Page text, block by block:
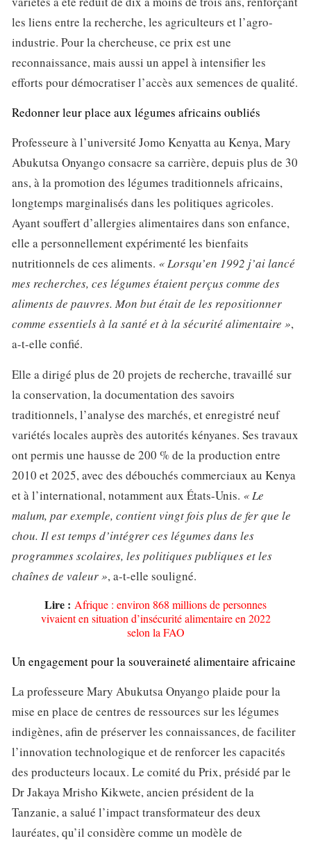
les liens entre la recherche, les agriculteurs et l’agro-
industrie. Pour la chercheuse, ce prix est une
reconnaissance, mais aussi un appel à intensifier les
efforts pour démocratiser l’accès aux semences de qualité.
Redonner leur place aux légumes africains oubliés
Professeure à l’université Jomo Kenyatta au Kenya, Mary
Abukutsa Onyango consacre sa carrière, depuis plus de 30
ans, à la promotion des légumes traditionnels africains,
longtemps marginalisés dans les politiques agricoles.
Ayant souffert d’allergies alimentaires dans son enfance,
elle a personnellement expérimenté les bienfaits
nutritionnels de ces aliments. « Lorsqu’en 1992 j’ai lancé
mes recherches, ces légumes étaient perçus comme des
aliments de pauvres. Mon but était de les repositionner
comme essentiels à la santé et à la sécurité alimentaire »,
a-t-elle confié.
Elle a dirigé plus de 20 projets de recherche, travaillé sur
la conservation, la documentation des savoirs
traditionnels, l’analyse des marchés, et enregistré neuf
variétés locales auprès des autorités kényanes. Ses travaux
ont permis une hausse de 200 % de la production entre
2010 et 2025, avec des débouchés commerciaux au Kenya
et à l’international, notamment aux États-Unis. « Le
malum, par exemple, contient vingt fois plus de fer que le
chou. Il est temps d’intégrer ces légumes dans les
programmes scolaires, les politiques publiques et les
chaînes de valeur », a-t-elle souligné.
Lire : Afrique : environ 868 millions de personnes
vivaient en situation d’insécurité alimentaire en 2022
selon la FAO
Un engagement pour la souveraineté alimentaire africaine
La professeure Mary Abukutsa Onyango plaide pour la
mise en place de centres de ressources sur les légumes
indigènes, afin de préserver les connaissances, de faciliter
l’innovation technologique et de renforcer les capacités
des producteurs locaux. Le comité du Prix, présidé par le
Dr Jakaya Mrisho Kikwete, ancien président de la
Tanzanie, a salué l’impact transformateur des deux
lauréates, qu’il considère comme un modèle de